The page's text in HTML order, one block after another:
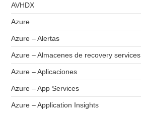
AVHDX
Azure
Azure – Alertas
Azure – Almacenes de recovery services
Azure – Aplicaciones
Azure – App Services
Azure – Application Insights